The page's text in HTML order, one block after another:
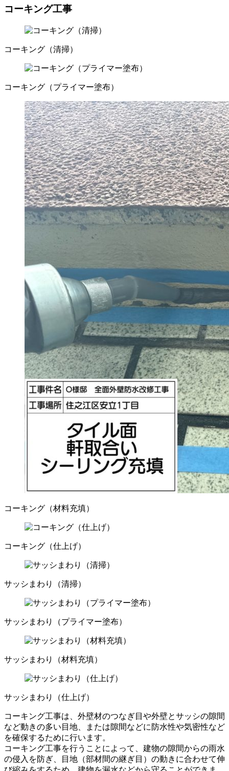
コーキング工事
コーキング（清掃）
コーキング（プライマー塗布）
コーキング（材料充填）
コーキング（仕上げ）
サッシまわり（清掃）
サッシまわり（プライマー塗布）
サッシまわり（材料充填）
サッシまわり（仕上げ）
コーキング工事は、外壁材のつなぎ目や外壁とサッシの隙間
など動きの多い目地、または隙間などに防水性や気密性など
を確保するために行います。
コーキング工事を行うことによって、建物の隙間からの雨水
の侵入を防ぎ、目地（部材間の継ぎ目）の動きに合わせて伸